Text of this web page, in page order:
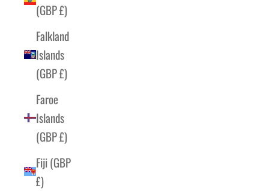
(GBP £)
Falkland
Islands
(GBP £)
Faroe
Islands
(GBP £)
Fiji (GBP
£)